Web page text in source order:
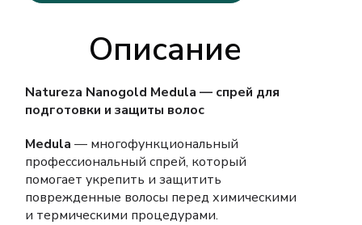
Описание
Natureza Nanogold Medula — спрей для
подготовки и защиты волос
Medula — многофункциональный
профессиональный спрей, который
помогает укрепить и защитить
поврежденные волосы перед химическими
и термическими процедурами.